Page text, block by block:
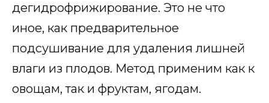
дегидрофрижирование. Это не что
иное, как предварительное
подсушивание для удаления лишней
влаги из плодов. Метод применим как к
овощам, так и фруктам, ягодам.